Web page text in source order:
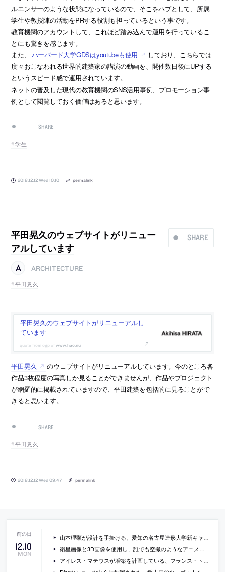
ルエンサーのような状態になっているので、そこをハブとして、所属
学生や教授陣の活動をPRする役割も担っているという事です。
教育機関のアカウントして、これほど踏み込んで運用を行っているこ
とにも驚きを感じます。
また、
ハーバード大学GDSはyoutubeも使用
しており、こちらでは
度々おこなわれる世界的建築家の講演の動画を、開催数日後にUPする
というスピード感で運用されています。
ネットの普及した現代の教育機関のSNS活用事例、プロモーション事
例として閲覧しておく価値はあると思います。
SHARE
学生
2018.12.12 Wed 10:10 permalink
SHARE
平田晃久のウェブサイトがリニュー
アルしています
ARCHITECTURE
平田晃久
平田晃久のウェブサイトがリニューアルし
ています
www.hao.nu
平田晃久
のウェブサイトがリニューアルしています。今のところ各
作品3枚程度の写真しか見ることができませんが、作品やプロジェクト
が網羅的に掲載されていますので、平田建築を包括的に見ることがで
きると思います。
SHARE
平田晃久
2018.12.12 Wed 09:47 permalink
12.10
MON
山本理顕が設計を手掛ける、愛知の名古屋造形大学新キャンパスの画像とコンセプト
衛星画像と3D画像を使用し、誰でも空撮のようなアニメ動画が作成できるツール「Google Earth Studio」が公開
アイレス・マテウスが増築を計画している、フランス・トゥールーズの「オーギュスタン美術館」の画像